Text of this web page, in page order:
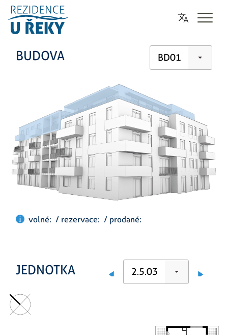
BUDOVA BD01
volné: / rezervace: / prodané:
JEDNOTKA 2.5.03